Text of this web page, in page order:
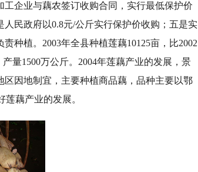
企业与藕农签订收购合同，实行最低保护价
民政府以0.8元/公斤实行保护价收购；五是实
种植。2003年全县种植莲藕10125亩，比2002
量1500万公斤。2004年莲藕产业的发展，景
因地制宜，主要种植商品藕，品种主要以鄂
藕产业的发展。